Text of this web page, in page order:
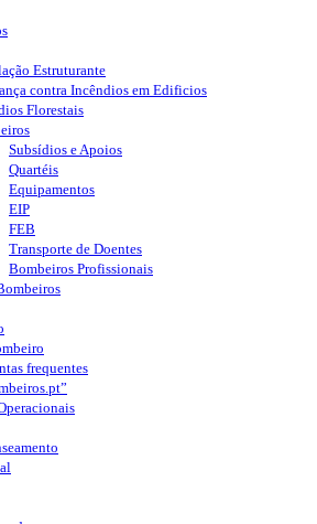
Estruturante
contra Incêndios em Edificios
Florestais
Subsídios e Apoios
Quartéis
Equipamentos
EIP
FEB
Transporte de Doentes
Bombeiros Profissionais
frequentes